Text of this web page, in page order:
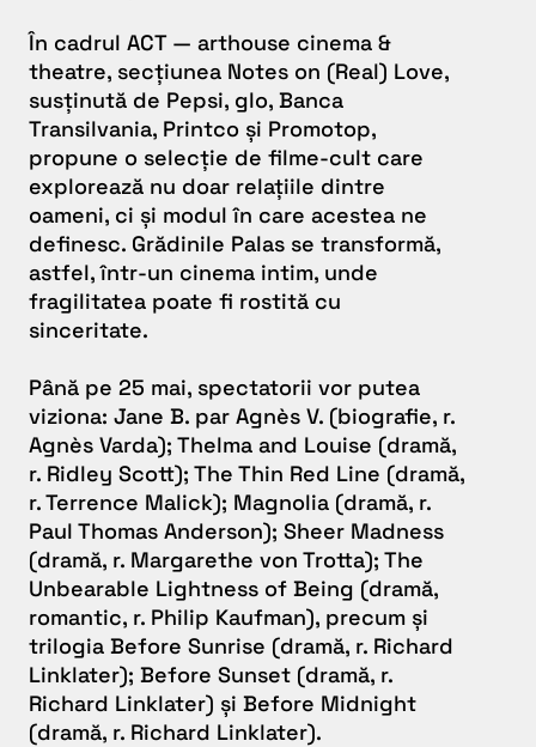
În cadrul ACT — arthouse cinema &
theatre, secțiunea Notes on (Real) Love,
susținută de Pepsi, glo, Banca
Transilvania, Printco și Promotop,
propune o selecție de filme-cult care
explorează nu doar relațiile dintre
oameni, ci și modul în care acestea ne
definesc. Grădinile Palas se transformă,
astfel, într-un cinema intim, unde
fragilitatea poate fi rostită cu
sinceritate.
Până pe 25 mai, spectatorii vor putea
viziona: Jane B. par Agnès V. (biografie, r.
Agnès Varda); Thelma and Louise (dramă,
r. Ridley Scott); The Thin Red Line (dramă,
r. Terrence Malick); Magnolia (dramă, r.
Paul Thomas Anderson); Sheer Madness
(dramă, r. Margarethe von Trotta); The
Unbearable Lightness of Being (dramă,
romantic, r. Philip Kaufman), precum și
trilogia Before Sunrise (dramă, r. Richard
Linklater); Before Sunset (dramă, r.
Richard Linklater) și Before Midnight
(dramă, r. Richard Linklater).